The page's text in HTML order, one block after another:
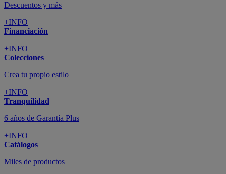
Descuentos y más
+INFO
Financiación
+INFO
Colecciones
Crea tu propio estilo
+INFO
Tranquilidad
6 años de Garantía Plus
+INFO
Catálogos
Miles de productos